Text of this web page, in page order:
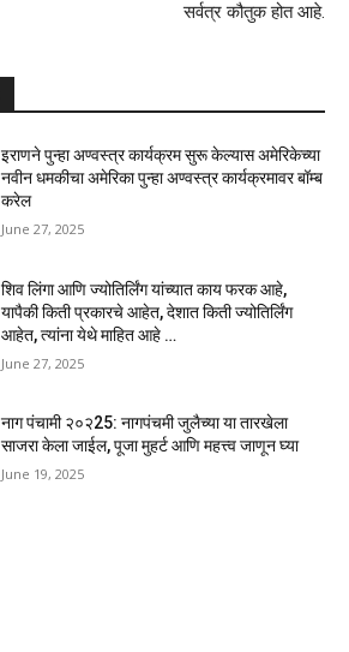
सर्वत्र कौतुक होत आहे.
इराणने पुन्हा अण्वस्त्र कार्यक्रम सुरू केल्यास अमेरिकेच्या
नवीन धमकीचा अमेरिका पुन्हा अण्वस्त्र कार्यक्रमावर बॉम्ब
करेल
June 27, 2025
शिव लिंगा आणि ज्योतिर्लिंग यांच्यात काय फरक आहे,
यापैकी किती प्रकारचे आहेत, देशात किती ज्योतिर्लिंग
आहेत, त्यांना येथे माहित आहे …
June 27, 2025
नाग पंचामी २०२25: नागपंचमी जुलैच्या या तारखेला
साजरा केला जाईल, पूजा मुहर्ट आणि महत्त्व जाणून घ्या
June 19, 2025